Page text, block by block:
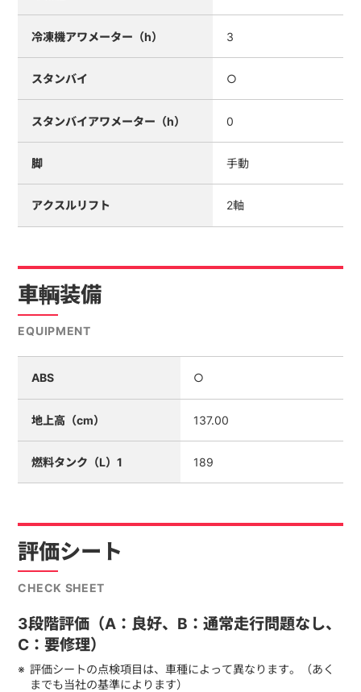
冷凍機アワメーター（h） 3
スタンバイ ○
スタンバイアワメーター（h） 0
脚 手動
アクスルリフト 2軸
車輌装備
EQUIPMENT
ABS ○
地上高（cm） 137.00
燃料タンク（L）1 189
評価シート
CHECK SHEET
3段階評価（A：良好、B：通常走行問題なし、
C：要修理）
評価シートの点検項目は、車種によって異なります。（あく
までも当社の基準によります）